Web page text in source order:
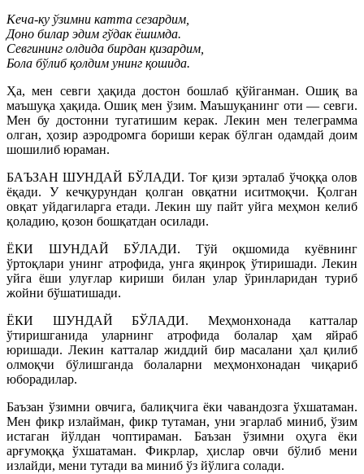
Кеча-ку ўзимни катта сезардим,
Доно билар эдим гўдак ёшимда.
Севгининг олдида бирдан қизардим,
Бола бўлиб қолдим унинг қошида.
Ҳа, мен севги ҳақида достон бошлаб қўйганман. Ошиқ ва
маъшуқа ҳақида. Ошиқ мен ўзим. Маъшуқанинг оти — севги.
Мен бу достонни тугатишим керак. Лекин мен телеграмма
олган, ҳозир аэродромга бориши керак бўлган одамдай доим
шошилиб юраман.
БАЪЗАН ШУНДАЙ БЎЛАДИ. Тоғ қизи эрталаб ўчоққа олов
ёқади. У кечқурундан қолган овқатни иситмоқчи. Қолган
овқат уйдагиларга етади. Лекин шу пайт уйга меҳмон келиб
қоладию, қозон бошқатдан осилади.
ЁКИ ШУНДАЙ БЎЛАДИ. Тўй оқшомида куёвнинг
ўртоқлари унинг атрофида, унга яқинроқ ўтиришади. Лекин
уйга ёши улуғлар кириши билан улар ўринларидан туриб
жойни бўшатишади.
ЁКИ ШУНДАЙ БЎЛАДИ. Меҳмонхонада катталар
ўтиришганида уларнинг атрофида болалар ҳам яйраб
юришади. Лекин катталар жиддий бир масалани ҳал қилиб
олмоқчи бўлишганда болаларни меҳмонхонадан чиқариб
юборадилар.
Баъзан ўзимни овчига, балиқчига ёки чавандозга ўхшатаман.
Мен фикр излайман, фикр тутаман, уни эгарлаб миниб, ўзим
истаган йўлдан чоптираман. Баъзан ўзимни оҳуга ёки
арғумоққа ўхшатаман. Фикрлар, ҳислар овчи бўлиб мени
излайди, мени тутади ва миниб ўз йўлига солади.